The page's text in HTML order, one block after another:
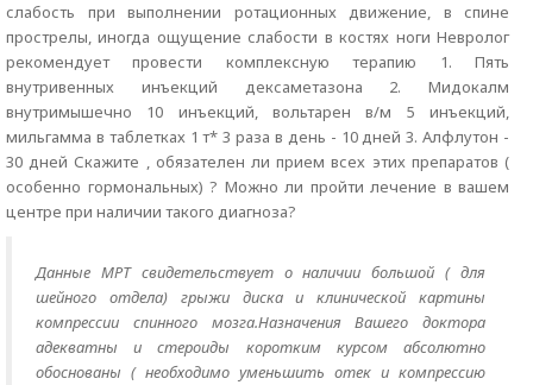
слабость при выполнении ротационных движение, в спине
прострелы, иногда ощущение слабости в костях ноги Невролог
рекомендует провести комплексную терапию 1. Пять
внутривенных инъекций дексаметазона 2. Мидокалм
внутримышечно 10 инъекций, вольтарен в/м 5 инъекций,
мильгамма в таблетках 1 т* 3 раза в день - 10 дней 3. Алфлутон -
30 дней Скажите , обязателен ли прием всех этих препаратов (
особенно гормональных) ? Можно ли пройти лечение в вашем
центре при наличии такого диагноза?
Данные МРТ свидетельствует о наличии большой ( для
шейного отдела) грыжи диска и клинической картины
компрессии спинного мозга.Назначения Вашего доктора
адекватны и стероиды коротким курсом абсолютно
обоснованы ( необходимо уменьшить отек и компрессию